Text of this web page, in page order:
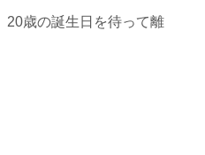
20歳の誕生日を待って離